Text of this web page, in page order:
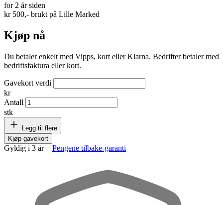
for 2 år siden
kr 500,- brukt på Lille Marked
Kjøp nå
Du betaler enkelt med Vipps, kort eller Klarna. Bedrifter betaler med
bedriftsfaktura eller kort.
Gavekort verdi
kr
Antall
stk
Legg til flere
Kjøp gavekort
Gyldig i 3 år + Pengene tilbake-garanti